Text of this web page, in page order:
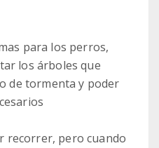
para los perros,
los árboles que
de tormenta y poder
recorrer, pero cuando